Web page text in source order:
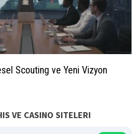
Scouting ve Yeni Vizyon
VE CASINO SITELERI